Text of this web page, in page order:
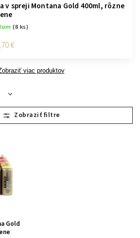
v spreji Montana Gold 400ml, rôzne
(8 ks)
€
viac produktov
Gold